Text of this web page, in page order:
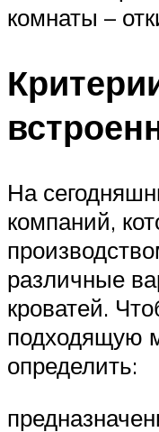
комнаты –
На
компаний,
различные
кроватей.
подходящую
определить: